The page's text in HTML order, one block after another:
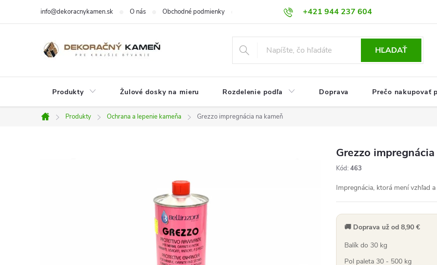
+421 944 237 604
info@dekoracnykamen.sk O nás Obchodné podmienky Prečo nakupovať práve u nás?
HĽADAŤ
Produkty Žulové dosky na mieru Rozdelenie podľa Doprava Prečo nakupovať
Domov
Produkty Ochrana a lepenie kameňa Grezzo impregnácia na kameň
Grezzo
Kód: 463
Impregnácia, ktorá mení vzhľad
🚚 Doprava už od 8,90 €
Balík do 30 kg
Pol paleta 30 - 500 kg